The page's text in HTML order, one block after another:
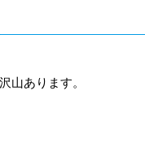
山あります。